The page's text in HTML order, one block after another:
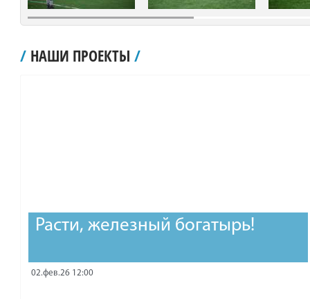
/ НАШИ ПРОЕКТЫ /
Расти, железный богатырь!
02.фев.26 12:00